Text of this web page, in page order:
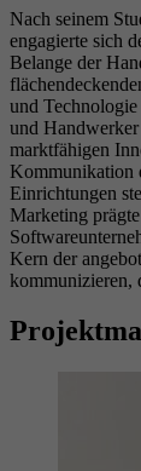
Nach seinem
engagierte sich
Belange der
und
und
marktfähigen
Kommunikation
Einrichtungen
Marketing
Kern der
kommunizieren,